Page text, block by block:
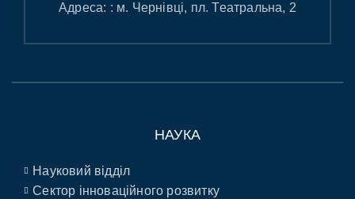
Адреса: : м. Чернівці, пл. Театральна, 2
НАУКА
Науковий відділ
Сектор інноваційного розвитку